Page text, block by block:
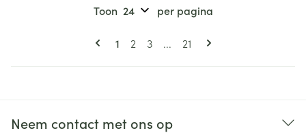
Pagina's
U lees momenteel pagina
1 Pagina
2 Pagina
3 ... Pagina
21
Toon per pagina
Neem contact met ons op